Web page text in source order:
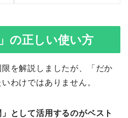
の正しい使い方
を解説しましたが、「だか
わけではありません。
として活用するのがベスト